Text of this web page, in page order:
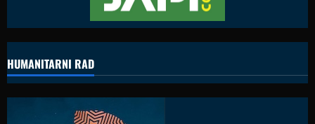
HUMANITARNI RAD